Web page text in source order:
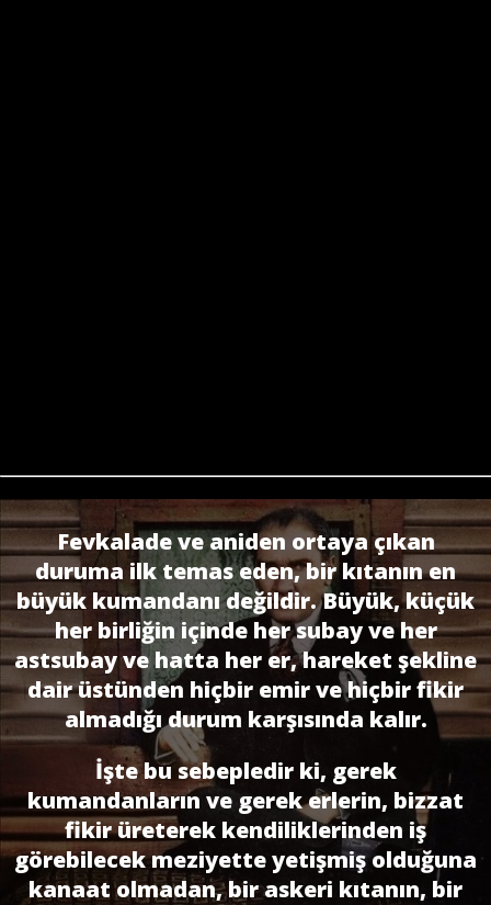
Fevkalade ve aniden ortaya çıkan
duruma ilk temas eden, bir kıtanın en
büyük kumandanı değildir. Büyük, küçük
her birliğin içinde her subay ve her
astsubay ve hatta her er, hareket şekline
dair üstünden hiçbir emir ve hiçbir fikir
almadığı durum karşısında kalır.
İşte bu sebepledir ki, gerek
kumandanların ve gerek erlerin, bizzat
fikir üreterek kendiliklerinden iş
görebilecek meziyette yetişmiş olduğuna
kanaat olmadan, bir askeri kıtanın, bir